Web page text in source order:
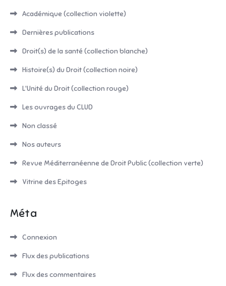
Académique (collection violette)
Dernières publications
Droit(s) de la santé (collection blanche)
Histoire(s) du Droit (collection noire)
L'Unité du Droit (collection rouge)
Les ouvrages du CLUD
Non classé
Nos auteurs
Revue Méditerranéenne de Droit Public (collection verte)
Vitrine des Epitoges
Méta
Connexion
Flux des publications
Flux des commentaires